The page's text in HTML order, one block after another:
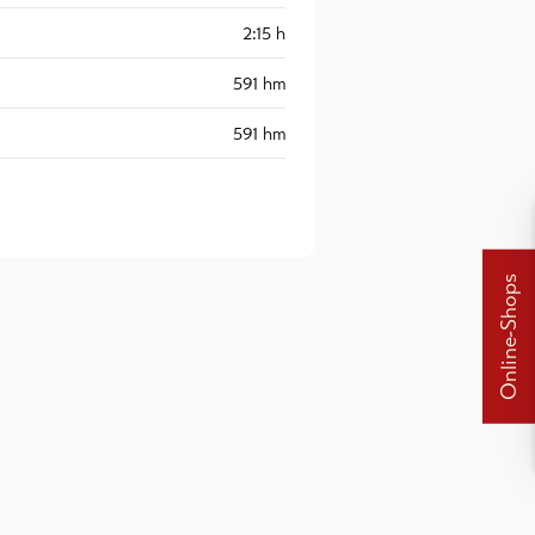
Online-Shops
2:15 h
591 hm
591 hm